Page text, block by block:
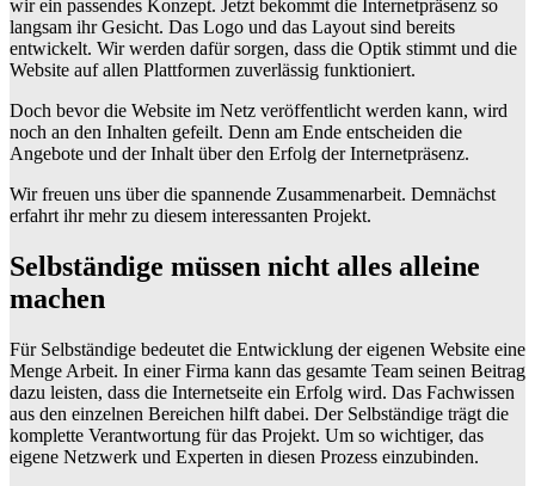
wir ein passendes Konzept. Jetzt bekommt die Internetpräsenz so
langsam ihr Gesicht. Das Logo und das Layout sind bereits
entwickelt. Wir werden dafür sorgen, dass die Optik stimmt und die
Website auf allen Plattformen zuverlässig funktioniert.
Doch bevor die Website im Netz veröffentlicht werden kann, wird
noch an den Inhalten gefeilt. Denn am Ende entscheiden die
Angebote und der Inhalt über den Erfolg der Internetpräsenz.
Wir freuen uns über die spannende Zusammenarbeit. Demnächst
erfahrt ihr mehr zu diesem interessanten Projekt.
Selbständige müssen nicht alles alleine
machen
Für Selbständige bedeutet die Entwicklung der eigenen Website eine
Menge Arbeit. In einer Firma kann das gesamte Team seinen Beitrag
dazu leisten, dass die Internetseite ein Erfolg wird. Das Fachwissen
aus den einzelnen Bereichen hilft dabei. Der Selbständige trägt die
komplette Verantwortung für das Projekt. Um so wichtiger, das
eigene Netzwerk und Experten in diesen Prozess einzubinden.